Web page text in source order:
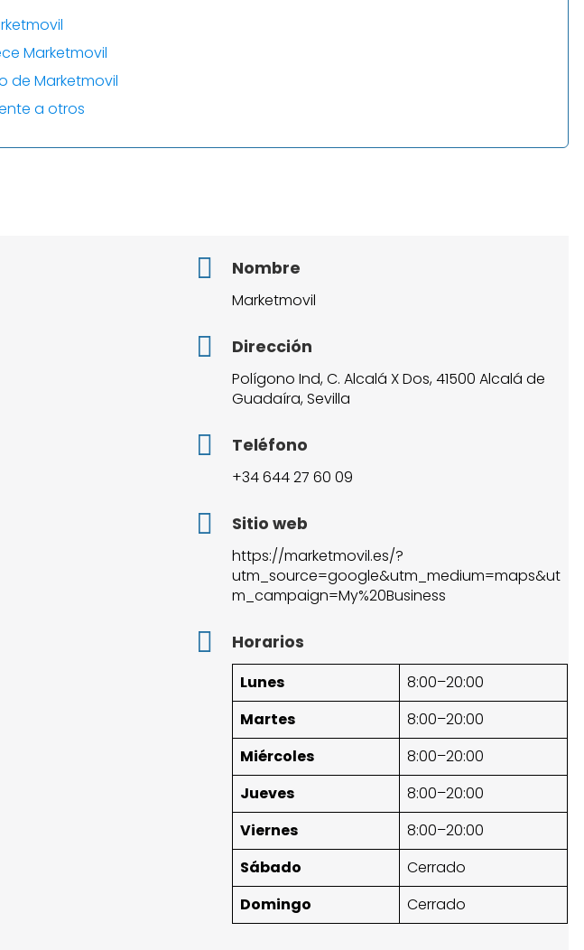
Marketmovil
de Marketmovil
a otros
Nombre
Marketmovil
Dirección
Polígono Ind, C. Alcalá X Dos, 41500 Alcalá de
Guadaíra, Sevilla
Teléfono
+34 644 27 60 09
Sitio web
https://marketmovil.es/?
utm_source=google&utm_medium=maps&ut
m_campaign=My%20Business
Horarios
Lunes
8:00–20:00
Martes
8:00–20:00
Miércoles
8:00–20:00
Jueves
8:00–20:00
Viernes
8:00–20:00
Sábado
Cerrado
Domingo
Cerrado